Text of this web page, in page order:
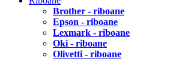
Brother - riboane
Epson - riboane
Lexmark - riboane
Oki - riboane
Olivetti - riboane